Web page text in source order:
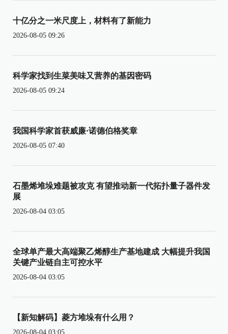
十亿分之一米尺度上，材料有了新能力
2026-08-05 09:26
科学家找到生菜美味又营养的基因密码
2026-08-05 09:24
我国科学家首获威廉·诺德伯格奖章
2026-08-05 07:40
石墨烯堆垛难题被攻克 有望推动新一代拓扑量子器件发
展
2026-08-04 03:05
全球单产最大高端聚乙烯醇生产基地建成 大幅提升我国
关键产业链自主可控水平
2026-08-04 03:05
【新知解码】菱方堆垛有什么用？
2026-08-04 03:05